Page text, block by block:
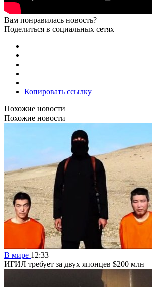
Вам понравилась новость?
Поделиться в социальных сетях
Копировать ссылку
Похожие новости
Похожие новости
В мире 12:33
ИГИЛ требует за двух японцев $200 млн